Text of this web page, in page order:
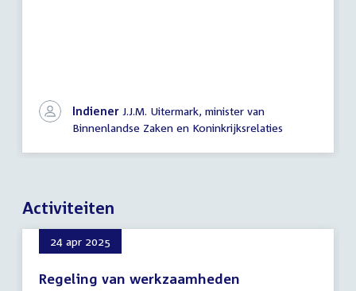
Indiener J.J.M. Uitermark, minister van
Binnenlandse Zaken en Koninkrijksrelaties
Activiteiten
24 apr 2025
Regeling van werkzaamheden